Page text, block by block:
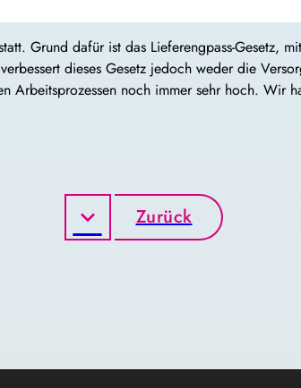
Grund dafür ist das Lieferengpass-Gesetz,
dieses Gesetz jedoch weder die
Arbeitsprozessen noch immer sehr hoch. Wir
Zurück